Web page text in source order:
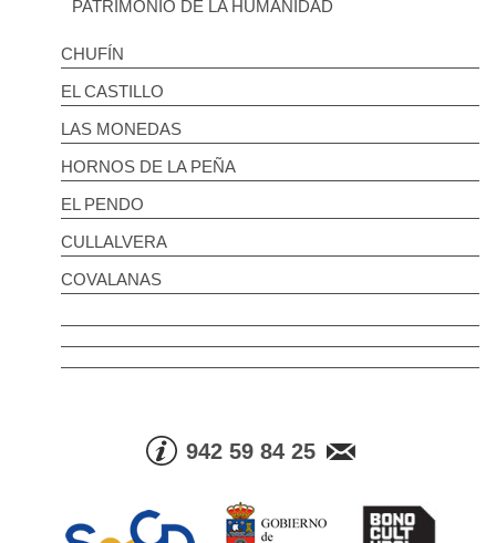
PATRIMONIO DE LA HUMANIDAD
CHUFÍN
EL CASTILLO
LAS MONEDAS
HORNOS DE LA PEÑA
EL PENDO
CULLALVERA
COVALANAS
942 59 84 25